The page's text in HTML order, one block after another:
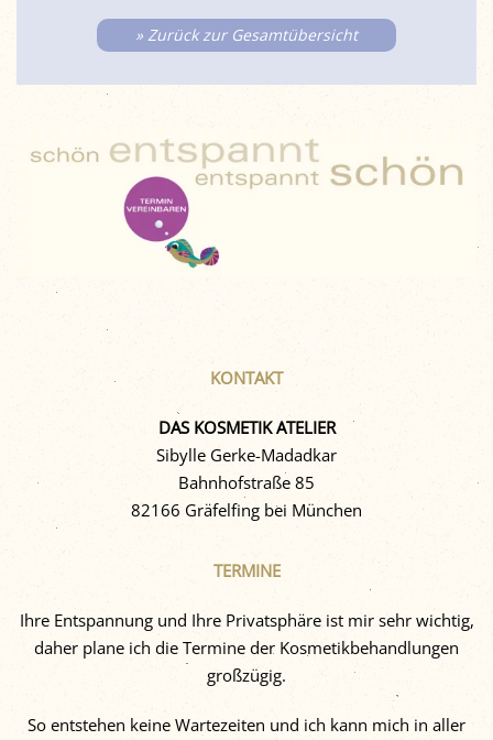
» Zurück zur Gesamtübersicht
KONTAKT
DAS KOSMETIK ATELIER
Sibylle Gerke-Madadkar
Bahnhofstraße 85
82166 Gräfelfing bei München
TERMINE
Ihre Entspannung und Ihre Privatsphäre ist mir sehr wichtig,
daher plane ich die Termine der Kosmetikbehandlungen
großzügig.
So entstehen keine Wartezeiten und ich kann mich in aller